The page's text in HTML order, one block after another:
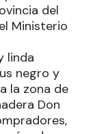
del
Ministerio
linda
negro y
la zona de
Don